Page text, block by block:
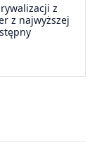
z
z najwyższej